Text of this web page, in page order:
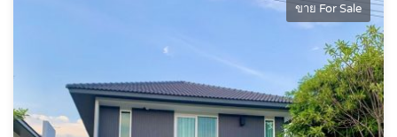
ขาย For Sale